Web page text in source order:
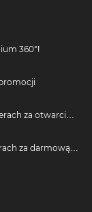
360°!
za otwarcie
za darmową